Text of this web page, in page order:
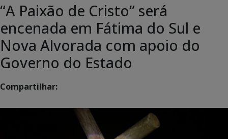
“A Paixão de Cristo” será
encenada em Fátima do Sul e
Nova Alvorada com apoio do
Governo do Estado
Compartilhar: